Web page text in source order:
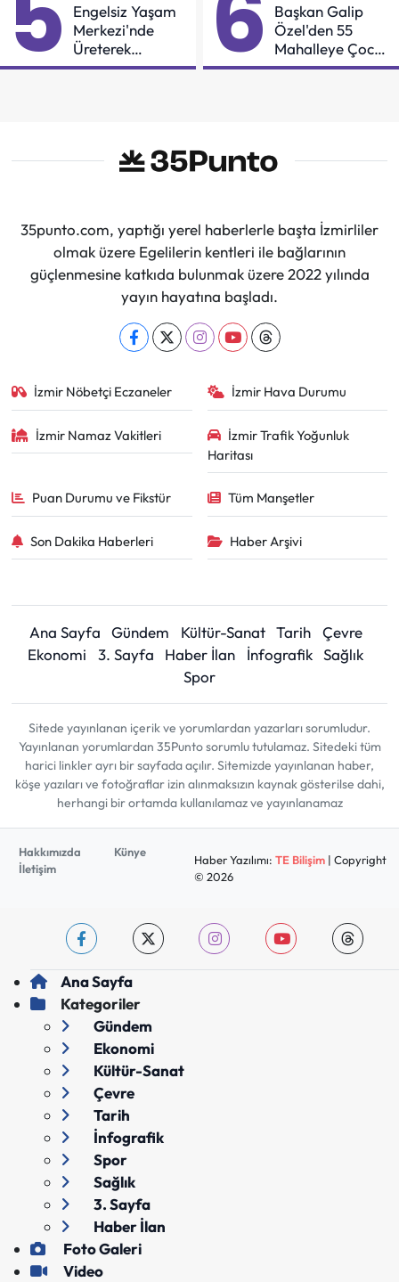
Engelsiz Yaşam
Merkezi'nde
Üreterek
Güçleniyorlar
Başkan Galip
Özel'den 55
Mahalleye Çocuk
Şenliği
35punto.com, yaptığı yerel haberlerle başta İzmirliler
olmak üzere Egelilerin kentleri ile bağlarının
güçlenmesine katkıda bulunmak üzere 2022 yılında
yayın hayatına başladı.
İzmir Nöbetçi Eczaneler İzmir Hava Durumu
İzmir Namaz Vakitleri
İzmir Trafik Yoğunluk
Haritası
Puan Durumu ve Fikstür Tüm Manşetler
Son Dakika Haberleri Haber Arşivi
Ana Sayfa Gündem Kültür-Sanat Tarih
Çevre
Ekonomi
3. Sayfa Haber İlan İnfografik Sağlık
Spor
Sitede yayınlanan içerik ve yorumlardan yazarları sorumludur.
Yayınlanan yorumlardan 35Punto sorumlu tutulamaz. Sitedeki tüm
harici linkler ayrı bir sayfada açılır. Sitemizde yayınlanan haber,
köşe yazıları ve fotoğraflar izin alınmaksızın kaynak gösterilse dahi,
herhangi bir ortamda kullanılamaz ve yayınlanamaz
Hakkımızda
Künye
İletişim
Haber Yazılımı: TE Bilişim| Copyright
© 2026
Ana Sayfa
Kategoriler
Gündem
Ekonomi
Kültür-Sanat
Çevre
Tarih
İnfografik
Spor
Sağlık
3. Sayfa
Haber İlan
Foto Galeri
Video